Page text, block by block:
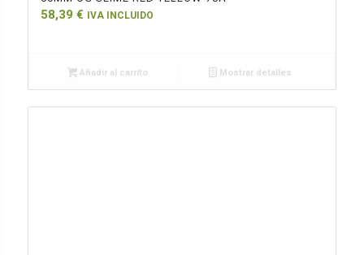
58,39 € IVA INCLUIDO
Añadir al carrito Mostrar detalles